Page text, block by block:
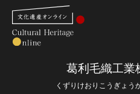
さらに
葛利毛織工業
くずりけおりこうぎょう